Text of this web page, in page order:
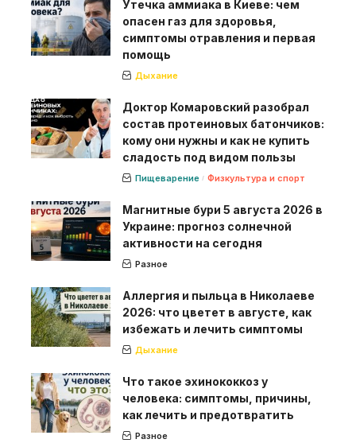
Утечка аммиака в Киеве: чем
опасен газ для здоровья,
симптомы отравления и первая
помощь
Дыхание
Доктор Комаровский разобрал
состав протеиновых батончиков:
кому они нужны и как не купить
сладость под видом пользы
Пищеварение Физкультура и спорт
Магнитные бури 5 августа 2026 в
Украине: прогноз солнечной
активности на сегодня
Разное
Аллергия и пыльца в Николаеве
2026: что цветет в августе, как
избежать и лечить симптомы
Дыхание
Что такое эхинококкоз у
человека: симптомы, причины,
как лечить и предотвратить
Разное